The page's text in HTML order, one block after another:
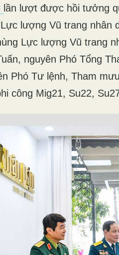
lần lượt được hồi tưởng
lượng Vũ trang nhân
Lực lượng Vũ trang
nguyên Phó Tổng
Phó Tư lệnh, Tham
công Mig21, Su22,